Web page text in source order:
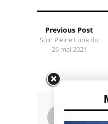
Previous Post
Soin Pleine Lune du
26 mai 2021